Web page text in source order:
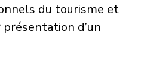
du tourisme et
d’un